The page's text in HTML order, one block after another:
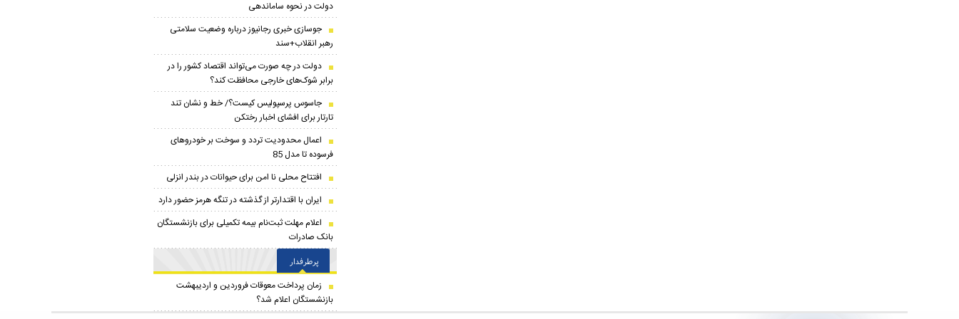
دولت در نحوه ساماندهی
جوسازی خبری رجانیوز درباره وضعیت سلامتی
رهبر انقلاب+سند
دولت در چه صورت می‌تواند اقتصاد کشور را در
برابر شوک‌های خارجی محافظت کند؟
جاسوس پرسپولیس کیست؟/ خط و نشان تند
تارتار برای افشای اخبار رختکن
اعمال محدودیت تردد و سوخت‌ بر خودروهای
فرسوده تا مدل 85
افتتاح محلی نا امن برای حیوانات در بندر انزلی
ایران با اقتدارتر از گذشته در تنگه هرمز حضور دارد
اعلام مهلت ثبت‌نام بیمه تکمیلی برای بازنشستگان
بانک صادرات
پرطرفدار
زمان پرداخت معوقات فروردین و اردیبهشت
بازنشستگان اعلام شد؟